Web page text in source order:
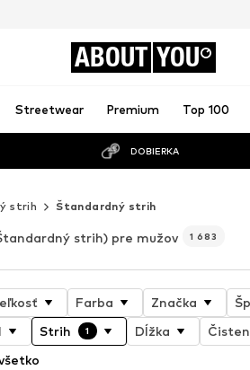
ABOUT YOU
Streetwear Premium Top 100
DOBIERKA
strih Štandardný strih
strih) pre mužov 1 683
Farba Značka
Strih 1 Dĺžka